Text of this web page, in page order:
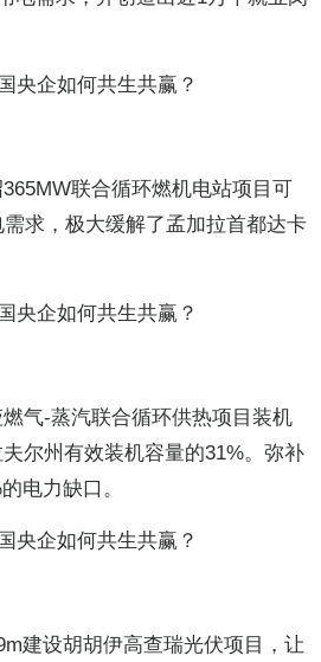
联合循环燃机电站项目可
求，极大缓解了孟加拉首都达卡
气-蒸汽联合循环供热项目装机
尔州有效装机容量的31%。弥补
电力缺口。
建设胡胡伊高查瑞光伏项目，让